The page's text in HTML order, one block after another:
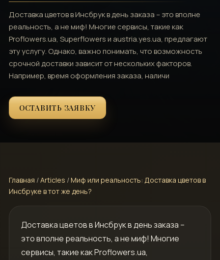
Доставка цветов в Инсбрук в день заказа – это вполне
реальность, а не миф! Многие сервисы, такие как
Proflowers.ua, Superflowers и austria.yes.ua, предлагают
эту услугу. Однако, важно понимать, что возможность
срочной доставки зависит от нескольких факторов.
Например, время оформления заказа, наличи
ОСТАВИТЬ ЗАЯВКУ
Главная /Articles /Миф или реальность: Доставка цветов в
Инсбруке в тот же день?
Доставка цветов в Инсбрук в день заказа –
это вполне реальность, а не миф! Многие
сервисы, такие как Proflowers.ua,